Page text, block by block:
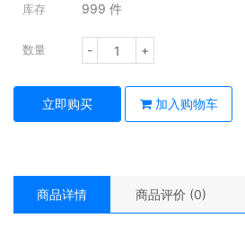
库存 999 件
数量 - +
立即购买 加入购物车
商品详情 商品评价 (0)